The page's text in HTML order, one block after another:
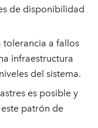
de disponibilidad
tolerancia a fallos
infraestructura
del sistema.
es posible y
patrón de